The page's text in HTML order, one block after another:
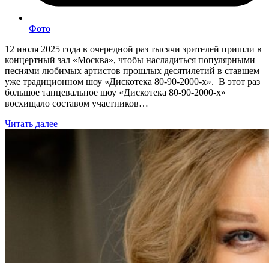
Фото
12 июля 2025 года в очередной раз тысячи зрителей пришли в
концертный зал «Москва», чтобы насладиться популярными
песнями любимых артистов прошлых десятилетий в ставшем
уже традиционном шоу «Дискотека 80-90-2000-х». В этот раз
большое танцевальное шоу «Дискотека 80-90-2000-х»
восхищало составом участников…
Читать далее